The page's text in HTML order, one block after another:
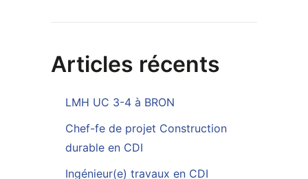
Articles récents
LMH UC 3-4 à BRON
Chef-fe de projet Construction
durable en CDI
Ingénieur(e) travaux en CDI